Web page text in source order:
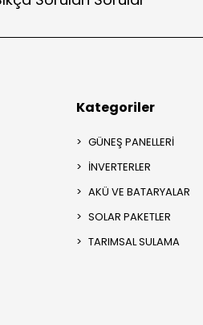
Kategoriler
GÜNEŞ PANELLERİ
İNVERTERLER
AKÜ VE BATARYALAR
SOLAR PAKETLER
TARIMSAL SULAMA